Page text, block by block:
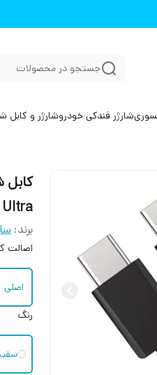
جستجو در محصولات
شارژر فندکی خودروشارژر و کابل
Ultra
برند:
اصالت
اصلی
رنگ